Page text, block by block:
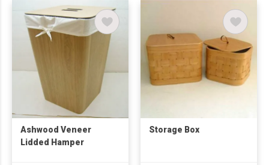
Ashwood Veneer
Lidded Hamper
Storage Box